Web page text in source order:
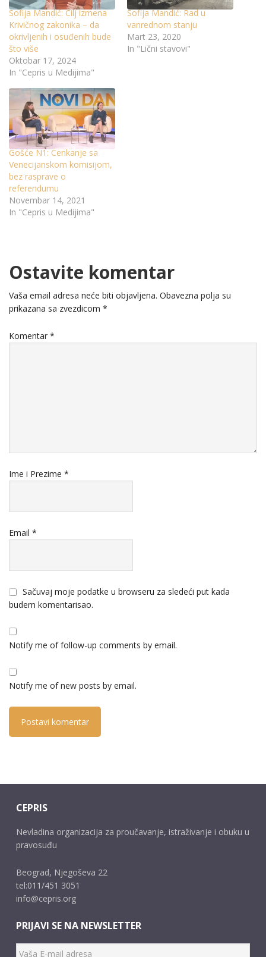
Sofija Mandić: Cilj izmena
Krivičnog zakonika – da
okrivljenih i osuđenih bude
što više
Oktobar 17, 2024
In "Cepris u Medijima"
Sofija Mandić: Rad u
vanrednom stanju
Mart 23, 2020
In "Lični stavovi"
Gošće N1: Cenkanje sa
Venecijanskom komisijom,
bez rasprave o
referendumu
Novembar 14, 2021
In "Cepris u Medijima"
Ostavite komentar
Vaša email adresa neće biti objavljena. Obavezna polja su
prikazana sa zvezdicom *
Komentar *
Ime i Prezime *
Email *
Sačuvaj moje podatke u browseru za sledeći put kada
budem komentarisao.
Notify me of follow-up comments by email.
Notify me of new posts by email.
CEPRIS
Nevladina organizacija za proučavanje, istraživanje i obuku u
pravosuđu
Beograd, Njegoševa 22
tel:011/451 3051
info@cepris.org
PRIJAVI SE NA NEWSLETTER